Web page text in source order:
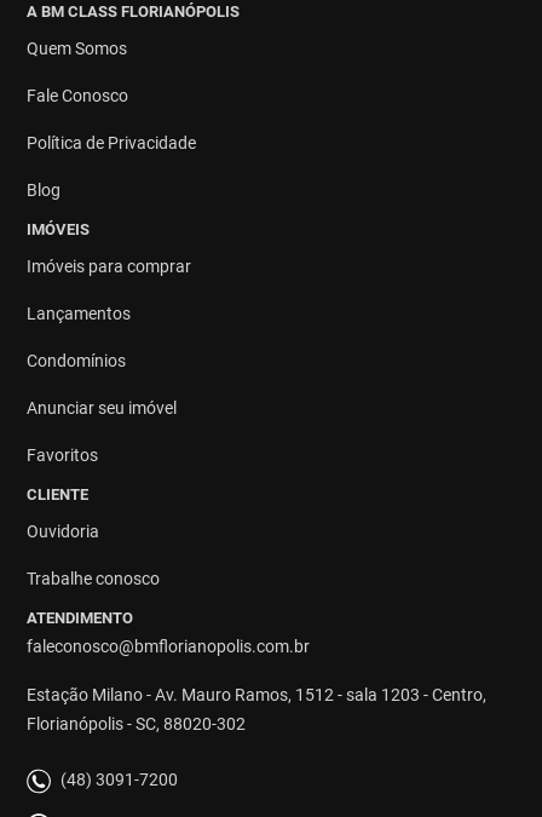
A BM CLASS FLORIANÓPOLIS
Quem Somos
Fale Conosco
Política de Privacidade
Blog
IMÓVEIS
Imóveis para comprar
Lançamentos
Condomínios
Anunciar seu imóvel
Favoritos
CLIENTE
Ouvidoria
Trabalhe conosco
ATENDIMENTO
faleconosco@bmflorianopolis.com.br
Estação Milano - Av. Mauro Ramos, 1512 - sala 1203 - Centro,
Florianópolis - SC, 88020-302
(48) 3091-7200